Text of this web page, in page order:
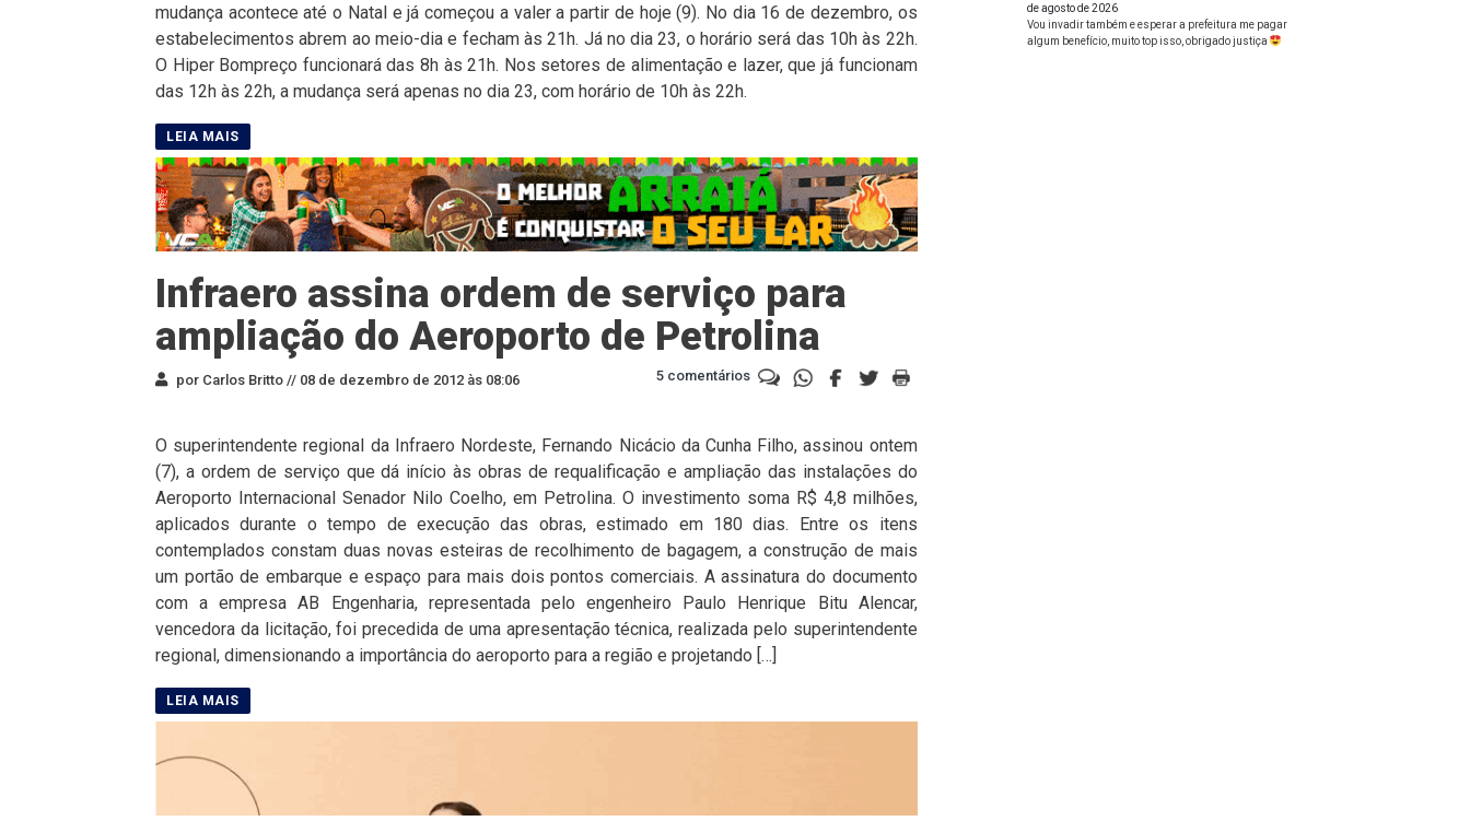
mudança acontece até o Natal e já começou a valer a partir de hoje (9). No dia 16 de dezembro, os
estabelecimentos abrem ao meio-dia e fecham às 21h. Já no dia 23, o horário será das 10h às 22h.
O Hiper Bompreço funcionará das 8h às 21h. Nos setores de alimentação e lazer, que já funcionam
das 12h às 22h, a mudança será apenas no dia 23, com horário de 10h às 22h.
Infraero assina ordem de serviço para
ampliação do Aeroporto de Petrolina
por Carlos Britto // 08 de dezembro de 2012 às 08:06 5 comentários
O superintendente regional da Infraero Nordeste, Fernando Nicácio da Cunha Filho, assinou ontem
(7), a ordem de serviço que dá início às obras de requalificação e ampliação das instalações do
Aeroporto Internacional Senador Nilo Coelho, em Petrolina. O investimento soma R$ 4,8 milhões,
aplicados durante o tempo de execução das obras, estimado em 180 dias. Entre os itens
contemplados constam duas novas esteiras de recolhimento de bagagem, a construção de mais
um portão de embarque e espaço para mais dois pontos comerciais. A assinatura do documento
com a empresa AB Engenharia, representada pelo engenheiro Paulo Henrique Bitu Alencar,
vencedora da licitação, foi precedida de uma apresentação técnica, realizada pelo superintendente
regional, dimensionando a importância do aeroporto para a região e projetando […]
de agosto de 2026
Vou invadir também e esperar a prefeitura me pagar
algum benefício, muito top isso, obrigado justiça